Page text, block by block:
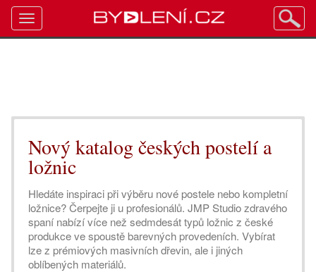
Nový katalog českých postelí a
ložnic
Hledáte inspiraci při výběru nové postele nebo kompletní
ložnice? Čerpejte ji u profesionálů. JMP Studio zdravého
spaní nabízí více než sedmdesát typů ložnic z české
produkce ve spoustě barevných provedeních. Vybírat
lze z prémiových masivních dřevin, ale i jiných
oblíbených materiálů.
Toggle
navigation